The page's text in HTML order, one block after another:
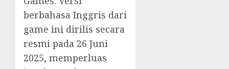
berbahasa Inggris dari
game ini dirilis secara
resmi pada 26 Juni
2025, memperluas